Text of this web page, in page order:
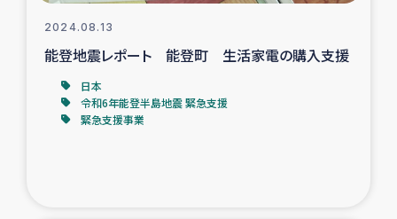
レバノンでのシリア難民への教育支援事業
レバノンでのシリア難民・レバノン人への農業支援
海外ルーツの市民との共生
2024.08.13
能登地震レポート 能登町 生活家電の購入支援
日本
令和6年能登半島地震 緊急支援
緊急支援事業